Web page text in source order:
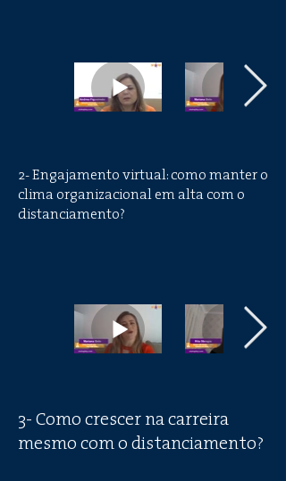
2- Engajamento virtual: como manter o
clima organizacional em alta com o
distanciamento?
3- Como crescer na carreira
mesmo com o distanciamento?